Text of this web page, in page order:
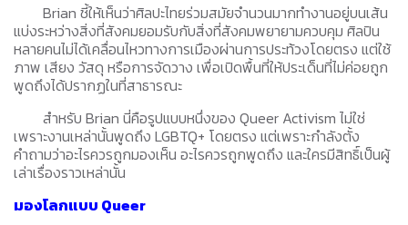
Brian ชี้ให้เห็นว่าศิลปะไทยร่วมสมัยจำนวนมากทำงานอยู่บนเส้น
แบ่งระหว่างสิ่งที่สังคมยอมรับกับสิ่งที่สังคมพยายามควบคุม ศิลปิน
หลายคนไม่ได้เคลื่อนไหวทางการเมืองผ่านการประท้วงโดยตรง แต่ใช้
ภาพ เสียง วัสดุ หรือการจัดวาง เพื่อเปิดพื้นที่ให้ประเด็นที่ไม่ค่อยถูก
พูดถึงได้ปรากฏในที่สาธารณะ
สำหรับ Brian นี่คือรูปแบบหนึ่งของ Queer Activism ไม่ใช่
เพราะงานเหล่านั้นพูดถึง LGBTQ+ โดยตรง แต่เพราะกำลังตั้ง
คำถามว่าอะไรควรถูกมองเห็น อะไรควรถูกพูดถึง และใครมีสิทธิ์เป็นผู้
เล่าเรื่องราวเหล่านั้น
มองโลกแบบ Queer